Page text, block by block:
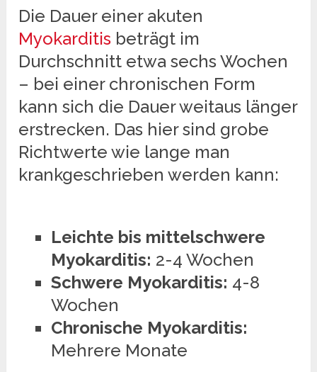
Die Dauer einer akuten
Myokarditis beträgt im
Durchschnitt etwa sechs Wochen
– bei einer chronischen Form
kann sich die Dauer weitaus länger
erstrecken. Das hier sind grobe
Richtwerte wie lange man
krankgeschrieben werden kann:
Leichte bis mittelschwere
Myokarditis: 2-4 Wochen
Schwere Myokarditis: 4-8
Wochen
Chronische Myokarditis:
Mehrere Monate